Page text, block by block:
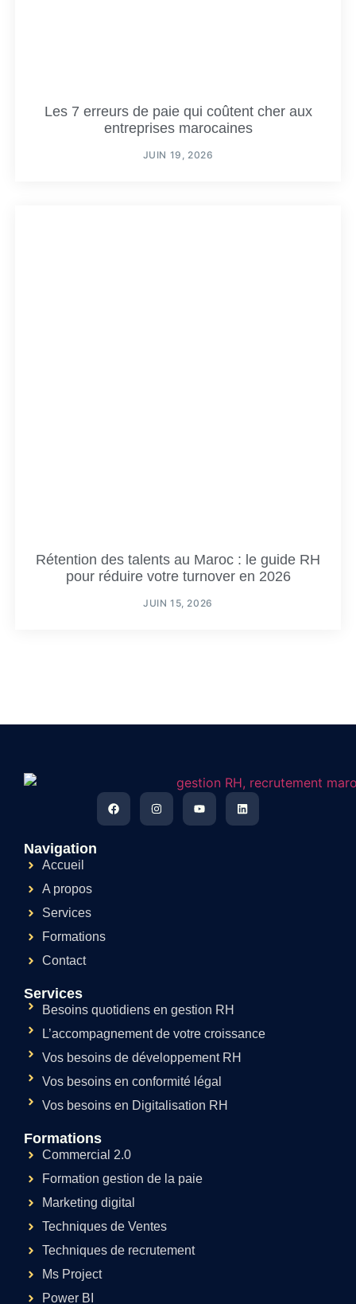
Les 7 erreurs de paie qui coûtent cher aux
entreprises marocaines
JUIN 19, 2026
Rétention des talents au Maroc : le guide RH
pour réduire votre turnover en 2026
JUIN 15, 2026
Navigation
Accueil
A propos
Services
Formations
Contact
Services
Besoins quotidiens en gestion RH
L’accompagnement de votre croissance
Vos besoins de développement RH
Vos besoins en conformité légal
Vos besoins en Digitalisation RH
Formations
Commercial 2.0
Formation gestion de la paie
Marketing digital
Techniques de Ventes
Techniques de recrutement
Ms Project
Power BI